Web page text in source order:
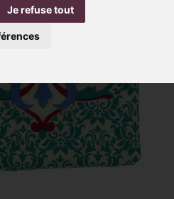
Je refuse tout